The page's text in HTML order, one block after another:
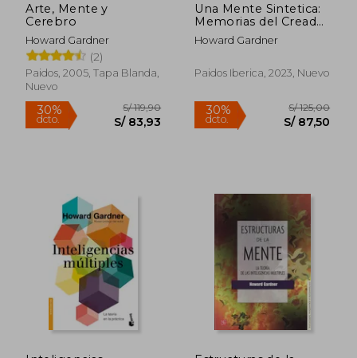
Arte, Mente y
Cerebro
Howard Gardner
(2)
Paidos, 2005, Tapa Blanda,
Nuevo
30%
dcto. S/ 83,93
Una Mente Sintetica:
Memorias del Creador
de la Teoria de las
Inteligencias
Howard Gardner
Paidos Iberica, 2023, Nuevo
30%